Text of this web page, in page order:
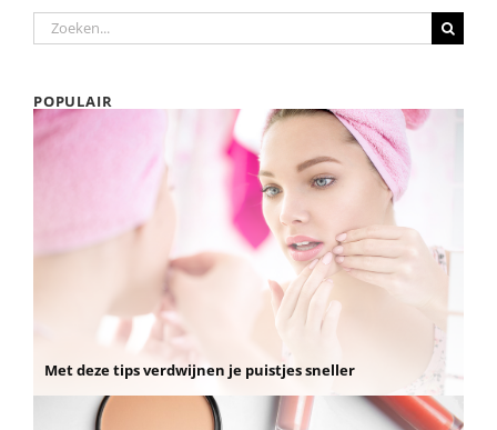
Zoeken
naar:
POPULAIR
Met deze tips verdwijnen je puistjes sneller